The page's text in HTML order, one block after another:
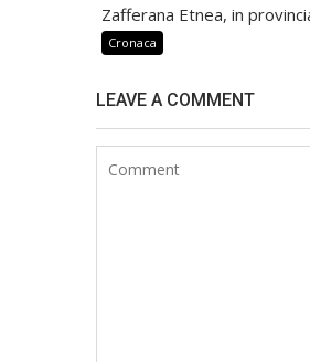
Zafferana Etnea, in
Cronaca
LEAVE A COMMENT